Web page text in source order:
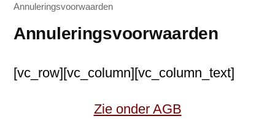
Annuleringsvoorwaarden
Annuleringsvoorwaarden
[vc_row][vc_column][vc_column_text]
Zie onder AGB